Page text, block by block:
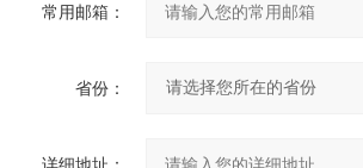
常用邮箱：
省份：